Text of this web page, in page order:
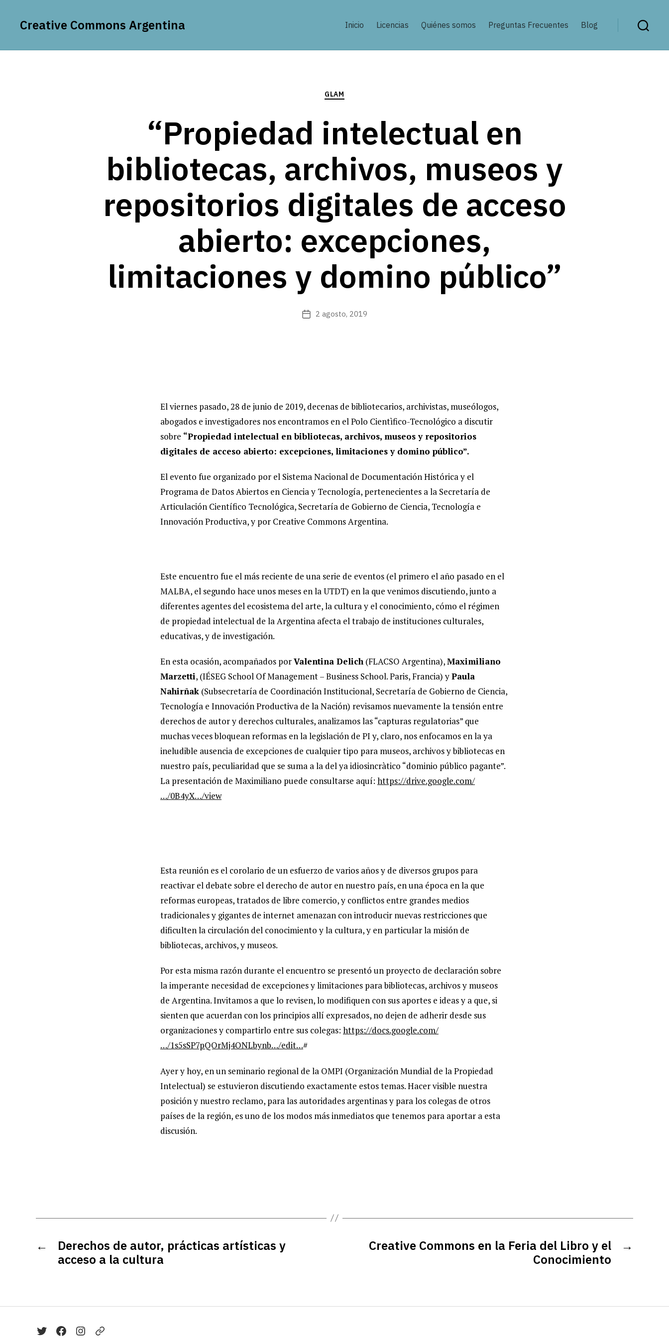
Creative Commons Argentina Inicio Licencias Quiénes somos Preguntas Frecuentes Blog
Categorías
GLAM
“Propiedad intelectual en
bibliotecas, archivos, museos y
repositorios digitales de acceso
abierto: excepciones,
limitaciones y domino público”
Fecha2 agosto, 2019
El viernes pasado, 28 de junio de 2019, decenas de bibliotecarios, archivistas, museólogos,
abogados e investigadores nos encontramos en el Polo Cientìfico-Tecnológico a discutir
sobre “Propiedad intelectual en bibliotecas, archivos, museos y repositorios
digitales de acceso abierto: excepciones, limitaciones y domino público”.
El evento fue organizado por el Sistema Nacional de Documentación Histórica y el
Programa de Datos Abiertos en Ciencia y Tecnología, pertenecientes a la Secretaría de
Articulación Científico Tecnológica, Secretaría de Gobierno de Ciencia, Tecnología e
Innovación Productiva, y por Creative Commons Argentina.
Este encuentro fue el más reciente de una serie de eventos (el primero el año pasado en el
MALBA, el segundo hace unos meses en la UTDT) en la que venimos discutiendo, junto a
diferentes agentes del ecosistema del arte, la cultura y el conocimiento, cómo el régimen
de propiedad intelectual de la Argentina afecta el trabajo de instituciones culturales,
educativas, y de investigación.
En esta ocasión, acompañados porValentina Delich (FLACSO Argentina),Maximiliano
Marzetti, (IÉSEG School Of Management – Business School. Paris, Francia) yPaula
Nahirñak (Subsecretaría de Coordinación Institucional, Secretaría de Gobierno de Ciencia,
Tecnología e Innovación Productiva de la Nación) revisamos nuevamente la tensión entre
derechos de autor y derechos culturales, analizamos las “capturas regulatorias” que
muchas veces bloquean reformas en la legislación de PI y, claro, nos enfocamos en la ya
ineludible ausencia de excepciones de cualquier tipo para museos, archivos y bibliotecas en
nuestro país, peculiaridad que se suma a la del ya idiosincràtico “dominio público pagante”.
La presentación de Maximiliano puede consultarse aquí: https://drive.google.com/
…/0B4yX…/view
Esta reunión es el corolario de un esfuerzo de varios años y de diversos grupos para
reactivar el debate sobre el derecho de autor en nuestro país, en una época en la que
reformas europeas, tratados de libre comercio, y conflictos entre grandes medios
tradicionales y gigantes de internet amenazan con introducir nuevas restricciones que
dificulten la circulación del conocimiento y la cultura, y en particular la misión de
bibliotecas, archivos, y museos.
Por esta misma razón durante el encuentro se presentó un proyecto de declaración sobre
la imperante necesidad de excepciones y limitaciones para bibliotecas, archivos y museos
de Argentina. Invitamos a que lo revisen, lo modifiquen con sus aportes e ideas y a que, si
sienten que acuerdan con los principios allí expresados, no dejen de adherir desde sus
organizaciones y compartirlo entre sus colegas: https://docs.google.com/
…/1s5sSP7pQOrMj4ONLbynb…/edit…#
Ayer y hoy, en un seminario regional de la OMPI (Organización Mundial de la Propiedad
Intelectual) se estuvieron discutiendo exactamente estos temas. Hacer visible nuestra
posición y nuestro reclamo, para las autoridades argentinas y para los colegas de otros
países de la región, es uno de los modos más inmediatos que tenemos para aportar a esta
discusión.
←
Derechos de autor, prácticas artísticas y
acceso a la cultura
→
Creative Commons en la Feria del Libro y el
Conocimiento